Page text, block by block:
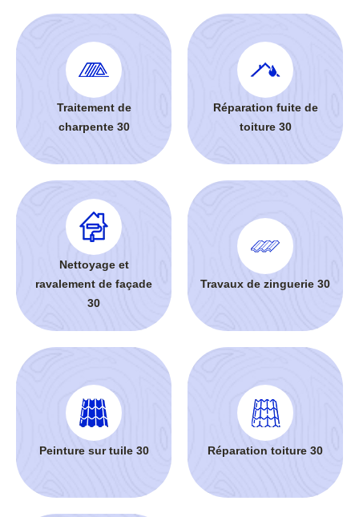
Traitement de
charpente 30
Réparation fuite de
toiture 30
Nettoyage et
ravalement de façade
30
Travaux de zinguerie 30
Peinture sur tuile 30 Réparation toiture 30